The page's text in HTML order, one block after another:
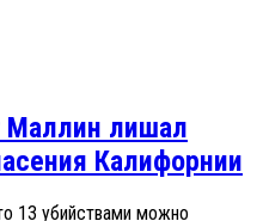
Маллин лишал
Калифорнии
13 убийствами можно